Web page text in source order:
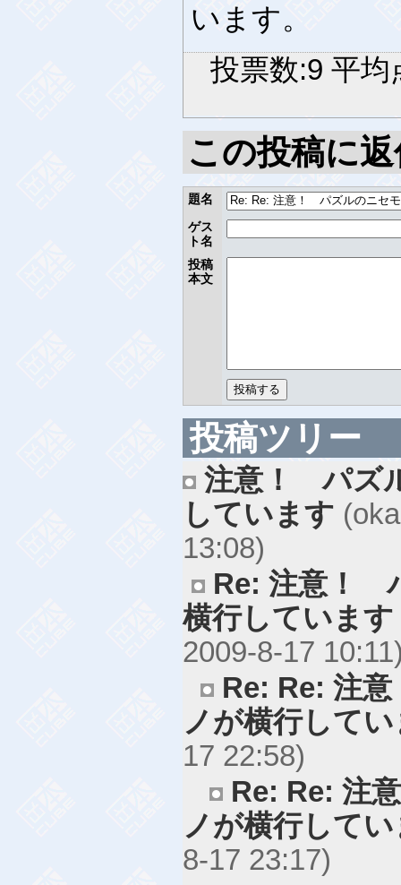
います。
投票数:9 平
この投稿に
題名
ゲス
ト名
投稿
本文
投稿ツリー
注意！ パズ
しています
13:08)
Re: 注意！
横行しています
2009-8-17
Re: Re: 注
ノが横行して
17 22:58)
Re: Re: 注
ノが横行して
8-17 23:17)